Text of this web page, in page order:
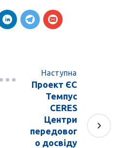
Наступна
Проект ЄС
Темпус
CERES
Центри
передовог
о досвіду